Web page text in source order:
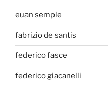
euan semple
fabrizio de santis
federico fasce
federico giacanelli